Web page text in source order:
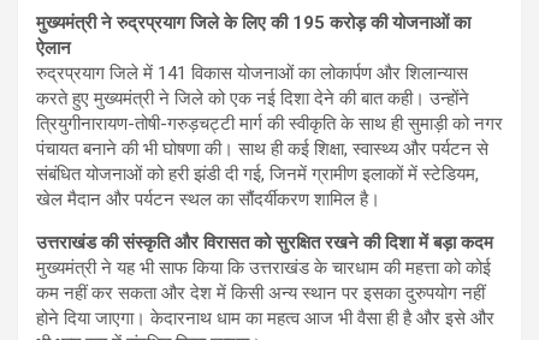
मुख्यमंत्री ने रुद्रप्रयाग जिले के लिए की 195 करोड़ की योजनाओं का
ऐलान
रुद्रप्रयाग जिले में 141 विकास योजनाओं का लोकार्पण और शिलान्यास
करते हुए मुख्यमंत्री ने जिले को एक नई दिशा देने की बात कही। उन्होंने
त्रियुगीनारायण-तोषी-गरुड़चट्टी मार्ग की स्वीकृति के साथ ही सुमाड़ी को नगर
पंचायत बनाने की भी घोषणा की। साथ ही कई शिक्षा, स्वास्थ्य और पर्यटन से
संबंधित योजनाओं को हरी झंडी दी गई, जिनमें ग्रामीण इलाकों में स्टेडियम,
खेल मैदान और पर्यटन स्थल का सौंदर्यीकरण शामिल है।
उत्तराखंड की संस्कृति और विरासत को सुरक्षित रखने की दिशा में बड़ा कदम
मुख्यमंत्री ने यह भी साफ किया कि उत्तराखंड के चारधाम की महत्ता को कोई
कम नहीं कर सकता और देश में किसी अन्य स्थान पर इसका दुरुपयोग नहीं
होने दिया जाएगा। केदारनाथ धाम का महत्व आज भी वैसा ही है और इसे और